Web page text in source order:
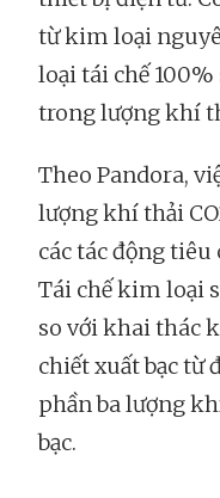
từ kim loại
loại tái chế 100%
trong lượng khí
Theo Pandora,
lượng khí thải
các tác động
Tái chế kim loại
so với khai thác
chiết xuất bạc từ
phần ba lượng
bạc.